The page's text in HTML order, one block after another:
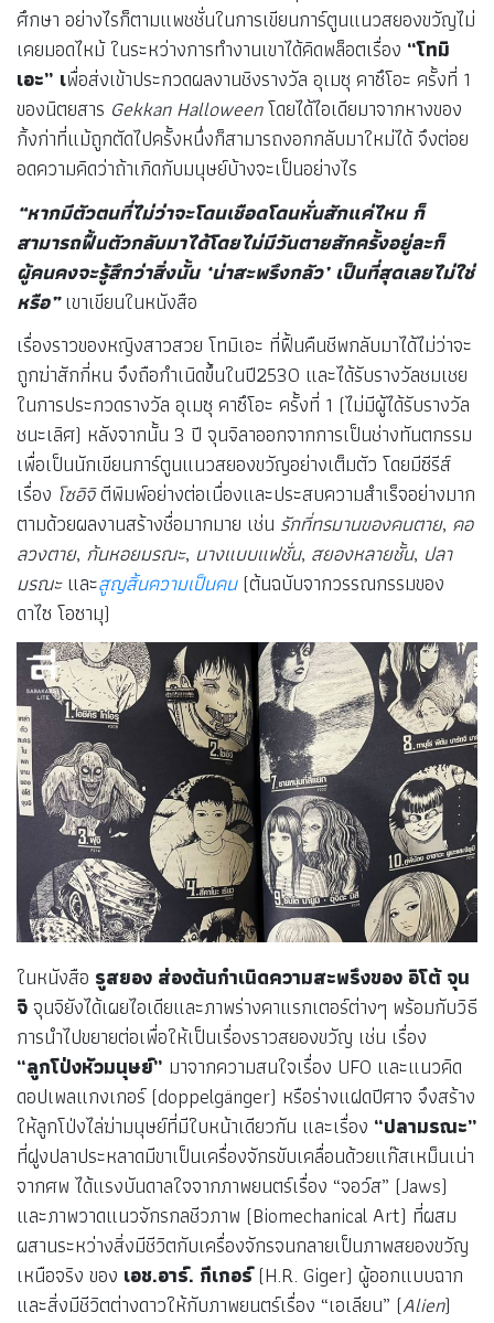
ศึกษา อย่างไรก็ตามแพชชั่นในการเขียนการ์ตูนแนวสยองขวัญไม่
เคยมอดไหม้ ในระหว่างการทำงานเขาได้คิดพล็อตเรื่อง “โทมิ
เอะ” เพื่อส่งเข้าประกวดผลงานชิงรางวัล อุเมซุ คาซึโอะ ครั้งที่ 1
ของนิตยสาร Gekkan Halloweenโดยได้ไอเดียมาจากหางของ
กิ้งก่าที่แม้ถูกตัดไปครั้งหนึ่งก็สามารถงอกกลับมาใหม่ได้ จึงต่อย
อดความคิดว่าถ้าเกิดกับมนุษย์บ้างจะเป็นอย่างไร
“หากมีตัวตนที่ไม่ว่าจะโดนเชือดโดนหั่นสักแค่ไหน ก็
สามารถฟื้นตัวกลับมาได้โดยไม่มีวันตายสักครั้งอยู่ละก็
ผู้คนคงจะรู้สึกว่าสิ่งนั้น ‘น่าสะพรึงกลัว’ เป็นที่สุดเลยไม่ใช่
หรือ” เขาเขียนในหนังสือ
เรื่องราวของหญิงสาวสวย โทมิเอะ ที่ฟื้นคืนชีพกลับมาได้ไม่ว่าจะ
ถูกฆ่าสักกี่หน จึงถือกำเนิดขึ้นในปี2530 และได้รับรางวัลชมเชย
ในการประกวดรางวัล อุเมซุ คาซึโอะ ครั้งที่ 1 (ไม่มีผู้ได้รับรางวัล
ชนะเลิศ) หลังจากนั้น 3 ปี จุนจิลาออกจากการเป็นช่างทันตกรรม
เพื่อเป็นนักเขียนการ์ตูนแนวสยองขวัญอย่างเต็มตัว โดยมีซีรีส์
เรื่อง โซอิจิตีพิมพ์อย่างต่อเนื่องและประสบความสำเร็จอย่างมาก
ตามด้วยผลงานสร้างชื่อมากมาย เช่น รักที่ทรมานของคนตาย, คอ
ลวงตาย, ก้นหอยมรณะ, นางแบบแฟชั่น, สยองหลายชั้น, ปลา
มรณะและสูญสิ้นความเป็นคน(ต้นฉบับจากวรรณกรรมของ
ดาไซ โอซามุ)
ในหนังสือ รูสยอง ส่องต้นกำเนิดความสะพรึงของ อิโต้ จุน
จิ จุนจิยังได้เผยไอเดียและภาพร่างคาแรกเตอร์ต่างๆ พร้อมกับวิธี
การนำไปขยายต่อเพื่อให้เป็นเรื่องราวสยองขวัญ เช่น เรื่อง
“ลูกโป่งหัวมนุษย์” มาจากความสนใจเรื่อง UFO และแนวคิด
ดอปเพลแกงเกอร์ (doppelgänger) หรือร่างแฝดปีศาจ จึงสร้าง
ให้ลูกโป่งไล่ฆ่ามนุษย์ที่มีใบหน้าเดียวกัน และเรื่อง “ปลามรณะ”
ที่ฝูงปลาประหลาดมีขาเป็นเครื่องจักรขับเคลื่อนด้วยแก๊สเหม็นเน่า
จากศพ ได้แรงบันดาลใจจากภาพยนตร์เรื่อง “จอว์ส” (Jaws)
และภาพวาดแนวจักรกลชีวภาพ (Biomechanical Art) ที่ผสม
ผสานระหว่างสิ่งมีชีวิตกับเครื่องจักรจนกลายเป็นภาพสยองขวัญ
เหนือจริง ของ เอช.อาร์. กีเกอร์(H.R. Giger) ผู้ออกแบบฉาก
และสิ่งมีชีวิตต่างดาวให้กับภาพยนตร์เรื่อง “เอเลียน” (Alien)